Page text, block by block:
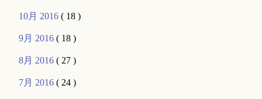
10月 2016( 18 )
9月 2016( 18 )
8月 2016( 27 )
7月 2016( 24 )